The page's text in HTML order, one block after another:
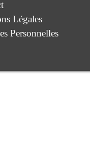
Légales
Personnelles